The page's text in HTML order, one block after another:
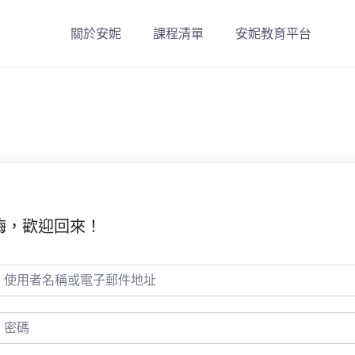
關於安妮 課程清單 安妮教育平台
，歡迎回來！